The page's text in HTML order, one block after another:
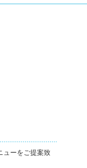
ューをご提案致